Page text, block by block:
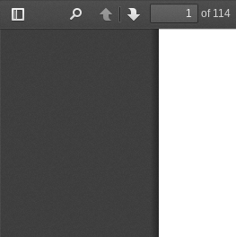
Toggle
PreviousNext
of 114